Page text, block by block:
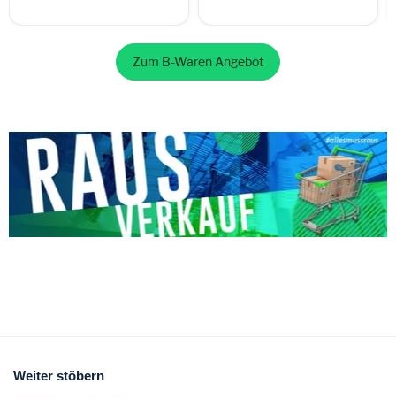
Zum B-Waren Angebot
Weiter stöbern